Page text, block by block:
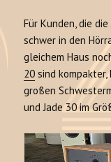
Für Kunden, die
schwer in den
gleichem Haus
20 sind
großen
und Jade 30 im